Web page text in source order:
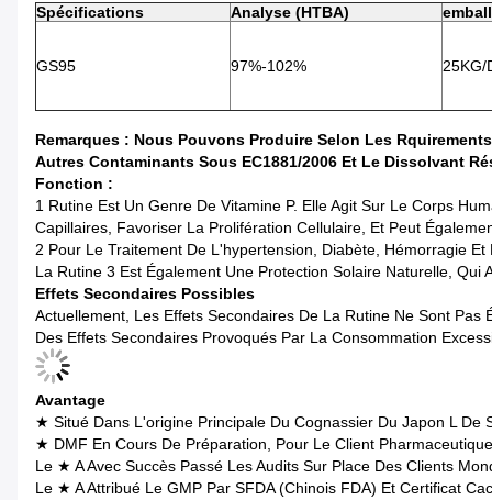
Spécifications Analyse (HTBA)
GS95 97%-102% 25KG/
Remarques : Nous Pouvons Produire Selon Les
Autres Contaminants Sous EC1881/2006 Et Le Dissolvant
Fonction :
1 Rutine Est Un Genre De Vitamine P. Elle Agit Sur Le Corps
Capillaires, Favoriser La Prolifération Cellulaire, Et Peut
2 Pour Le Traitement De L'hypertension, Diabète, Hémorragie
La Rutine 3 Est Également Une Protection Solaire Naturelle,
Effets Secondaires Possibles
Actuellement, Les Effets Secondaires De La Rutine Ne Sont
Des Effets Secondaires Provoqués Par La Consommation
Avantage
★ Situé Dans L'origine Principale Du Cognassier Du Japon L
★ DMF En Cours De Préparation, Pour Le Client
Le ★ A Avec Succès Passé Les Audits Sur Place Des Clients
Le ★ A Attribué Le GMP Par SFDA (Chinois FDA) Et Certificat